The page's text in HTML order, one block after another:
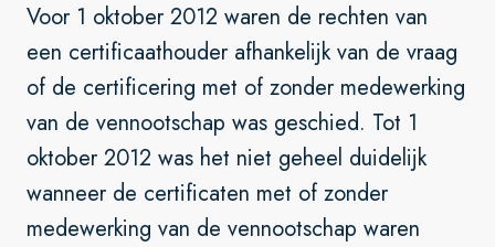
Voor 1 oktober 2012 waren de rechten van
een certificaathouder afhankelijk van de vraag
of de certificering met of zonder medewerking
van de vennootschap was geschied. Tot 1
oktober 2012 was het niet geheel duidelijk
wanneer de certificaten met of zonder
medewerking van de vennootschap waren